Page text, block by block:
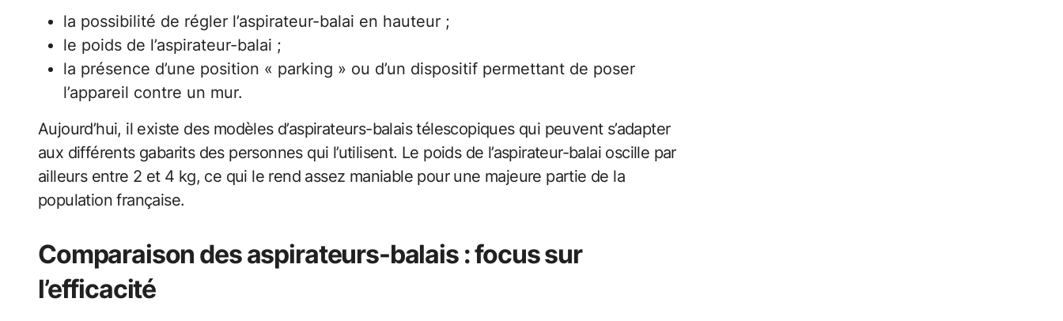
la possibilité de régler l’aspirateur-balai en hauteur ;
le poids de l’aspirateur-balai ;
la présence d’une position « parking » ou d’un dispositif permettant de poser
l’appareil contre un mur.
Aujourd’hui, il existe des modèles d’aspirateurs-balais télescopiques qui peuvent s’adapter
aux différents gabarits des personnes qui l’utilisent. Le poids de l’aspirateur-balai oscille par
ailleurs entre 2 et 4 kg, ce qui le rend assez maniable pour une majeure partie de la
population française.
Comparaison des aspirateurs-balais : focus sur
l’efficacité